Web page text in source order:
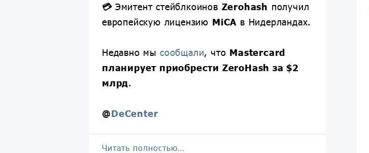
💳 Эмитент стейблкоинов Zerohash получил
европейскую лицензию MiCA в Нидерландах.
Недавно мы сообщали, что Mastercard
планирует приобрести ZeroHash за $2
млрд.
@DeCenter
Читать полностью…